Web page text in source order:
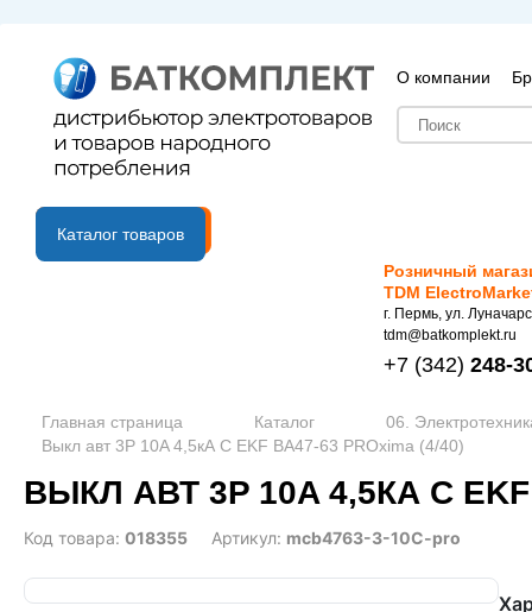
О компании
B2B портал
Каталог товаров
Розничный
TDM
г. Пермь, ул.
tdm@batkomplekt.ru
+7 (342) 248-
Главная страница Каталог
06.
Выкл авт 3P 10A 4,5кА C EKF ВА47-63 PROxima (4/40)
ВЫКЛ АВТ 3P 10A 4,5КА C EKF
Код товара: 018355 Артикул: mcb4763-3-10C-pro